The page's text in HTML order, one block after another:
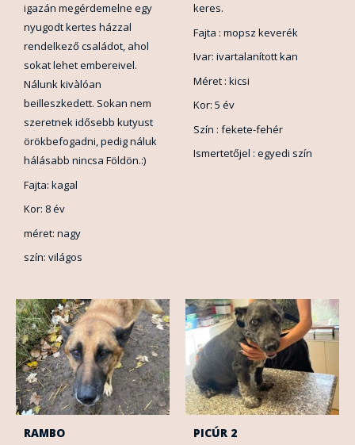
igazán megérdemelne egy
nyugodt kertes házzal
rendelkező családot, ahol
sokat lehet embereivel.
Nálunk kivàlóan
beilleszkedett. Sokan nem
szeretnek idősebb kutyust
örökbefogadni, pedig náluk
hálásabb nincsa Földön.:)
Fajta: kagal
Kor: 8 év
méret: nagy
szín: világos
keres.
Fajta : mopsz keverék
Ivar: ivartalanított kan
Méret : kicsi
Kor: 5 év
Szín : fekete-fehér
Ismertetőjel : egyedi szín
RAMBO PICÚR 2